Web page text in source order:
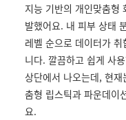
지능 기반의 개인맞춤형
발했어요. 내 피부 상태
레벨 순으로 데이터가
니다. 깔끔하고 쉽게 사
상단에서 나오는데, 현
춤형 립스틱과 파운데이
요.